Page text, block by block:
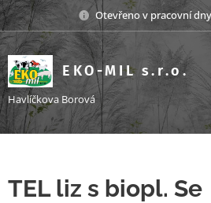
Otevřeno v pracovní
EKO-MIL s.r.o.
s.r.o.
Havlíčkova Borová
TEL liz s biopl. Se